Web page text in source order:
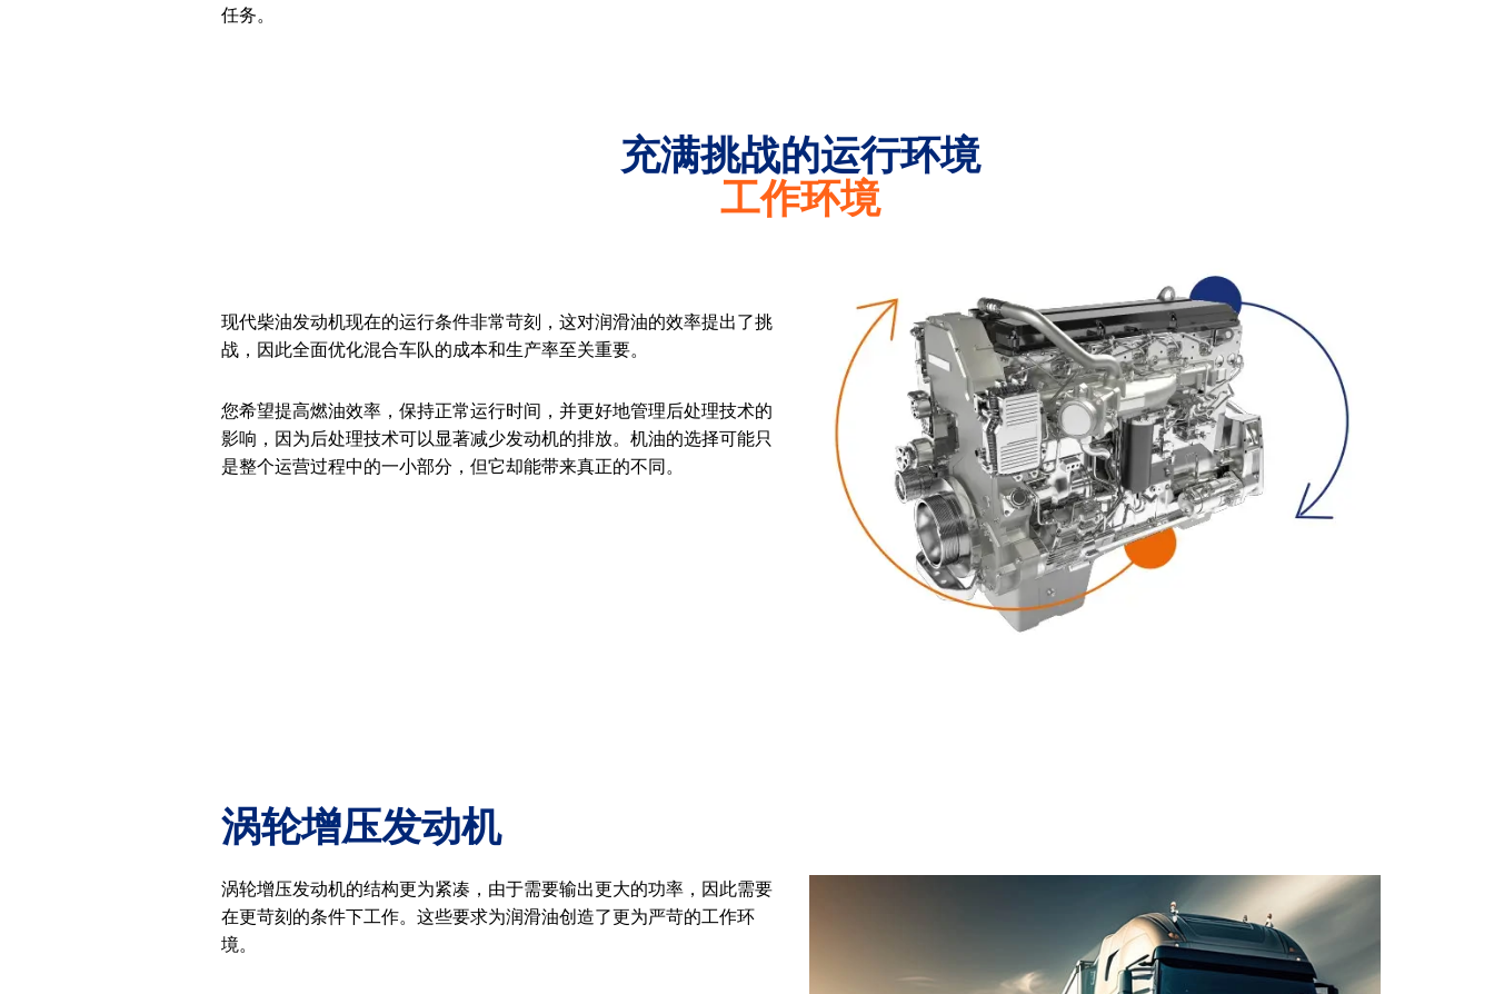
任务。
充满挑战的运行环境
工作环境
现代柴油发动机现在的运行条件非常苛刻，这对润滑油的效率提出了挑
战，因此全面优化混合车队的成本和生产率至关重要。
您希望提高燃油效率，保持正常运行时间，并更好地管理后处理技术的
影响，因为后处理技术可以显著减少发动机的排放。机油的选择可能只
是整个运营过程中的一小部分，但它却能带来真正的不同。
涡轮增压发动机
涡轮增压发动机的结构更为紧凑，由于需要输出更大的功率，因此需要
在更苛刻的条件下工作。这些要求为润滑油创造了更为严苛的工作环
境。